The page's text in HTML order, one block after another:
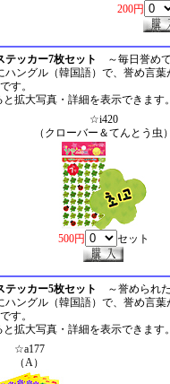
200円
ッカー7枚セット
～毎日誉め
ハングル（韓国語）で、誉め言
す。
拡大写真・詳細を表示できます
☆i420
（クローバー＆てんとう虫
500円 セット
ッカー5枚セット
～誉められ
ハングル（韓国語）で、誉め言
す。
拡大写真・詳細を表示できます
☆a177
（A）